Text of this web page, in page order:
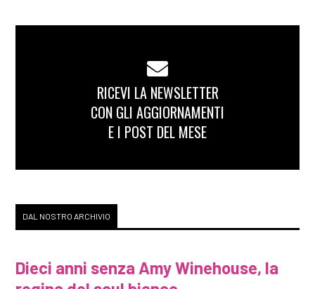
RICEVI LA NEWSLETTER
CON GLI AGGIORNAMENTI
E I POST DEL MESE
DAL NOSTRO ARCHIVIO
Dieci anni senza Amy Winehouse, la